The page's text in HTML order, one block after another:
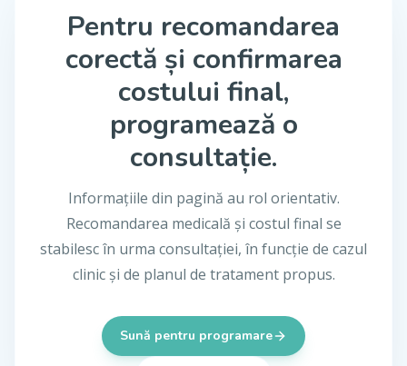
Pentru recomandarea
corectă și confirmarea
costului final,
programează o
consultație.
Informațiile din pagină au rol orientativ.
Recomandarea medicală și costul final se
stabilesc în urma consultației, în funcție de cazul
clinic și de planul de tratament propus.
Sună pentru programare